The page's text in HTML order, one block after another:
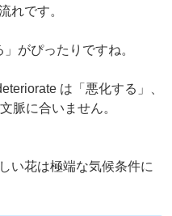
れです。
がぴったりですね。
は「悪化する」、
脈に合いません。
い花は極端な気候条件に